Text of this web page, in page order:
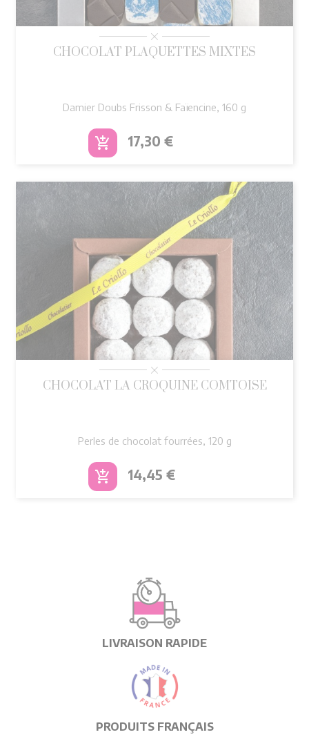
CHOCOLAT PLAQUETTES MIXTES
Damier Doubs Frisson & Faïencine, 160 g
add_shopping_cart Prix
17,30 €
CHOCOLAT LA CROQUINE COMTOISE
Perles de chocolat fourrées, 120 g
add_shopping_cart Prix
14,45 €
LIVRAISON RAPIDE
PRODUITS FRANÇAIS